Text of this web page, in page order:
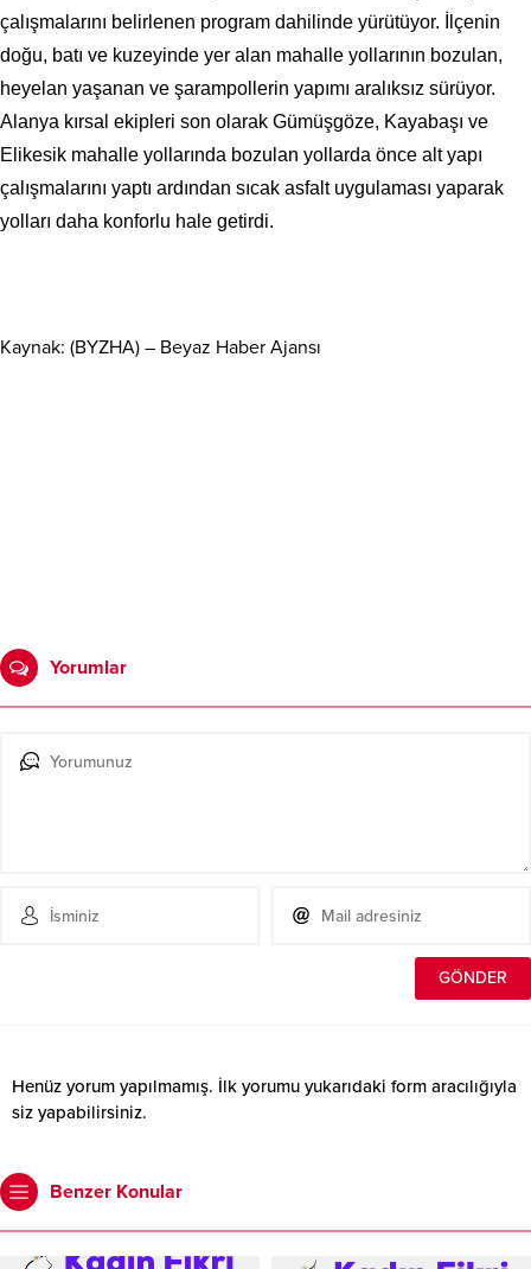
çalışmalarını belirlenen program dahilinde yürütüyor. İlçenin
doğu, batı ve kuzeyinde yer alan mahalle yollarının bozulan,
heyelan yaşanan ve şarampollerin yapımı aralıksız sürüyor.
Alanya kırsal ekipleri son olarak Gümüşgöze, Kayabaşı ve
Elikesik mahalle yollarında bozulan yollarda önce alt yapı
çalışmalarını yaptı ardından sıcak asfalt uygulaması yaparak
yolları daha konforlu hale getirdi.
Kaynak: (BYZHA) – Beyaz Haber Ajansı
Yorumlar
Henüz yorum yapılmamış. İlk yorumu yukarıdaki form aracılığıyla
siz yapabilirsiniz.
Benzer Konular